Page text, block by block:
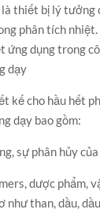
là thiết bị lý tưởng
phân tích
ứng dụng trong
dạy
kế cho hầu hết
dạy bao gồm:
sự phân hủy
dược phẩm,
như than, dầu,